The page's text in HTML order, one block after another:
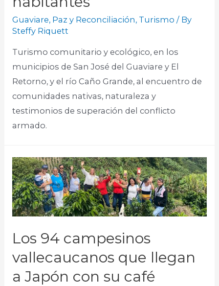
Guaviare, Paz y Reconciliación, Turismo / By
Steffy Riquett
Turismo comunitario y ecológico, en los
municipios de San José del Guaviare y El
Retorno, y el río Caño Grande, al encuentro de
comunidades nativas, naturaleza y
testimonios de superación del conflicto
armado. ​
Los 94 campesinos
vallecaucanos que llegan
a Japón con su café